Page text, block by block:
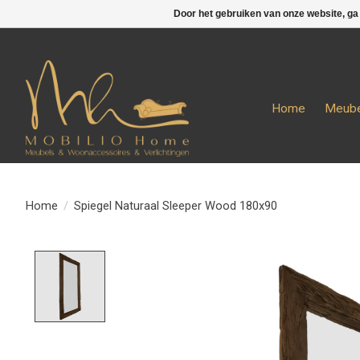
Home
Home / Spiegel Naturaal Sleeper Wood 180x90
Door het gebruiken van onze website,